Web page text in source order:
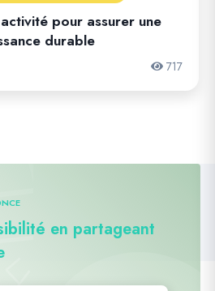
pour assurer une
durable
717
en partageant